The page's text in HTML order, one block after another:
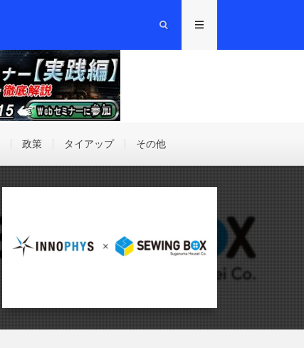
政策 タイアップ その他